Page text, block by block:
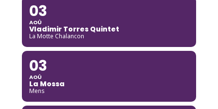
03
AOÛ
Vladimir Torres Quintet
La Motte Chalancon
03
AOÛ
La Mossa
Mens